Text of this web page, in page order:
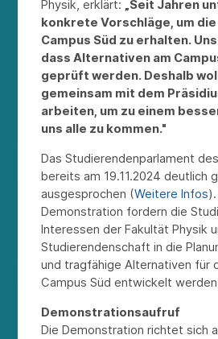
Physik, erklärt: „Seit Jahren
konkrete Vorschläge, um die
Campus Süd zu erhalten.
dass Alternativen am
geprüft werden. Deshalb
gemeinsam mit dem
arbeiten, um zu einem
uns alle zu kommen."
Das Studierendenparlament
bereits am 19.11.2024 deutlich
ausgesprochen (Weitere Infos
Demonstration fordern die
Interessen der Fakultät Physik
Studierendenschaft in die
und tragfähige Alternativen für
Campus Süd entwickelt
Demonstrationsaufruf
Die Demonstration richtet sich